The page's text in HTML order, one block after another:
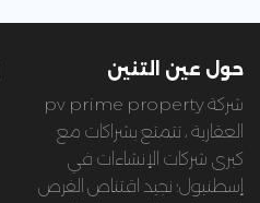
حول عين التنين
شركة pv prime property
العقارية ، تتمتع بشراكات مع
كبرى شركات الإنشاءات في
إسطنبول؛ نجيد اقتناص الفرص